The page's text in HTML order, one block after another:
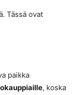
Tässä ovat
paikka
, koska